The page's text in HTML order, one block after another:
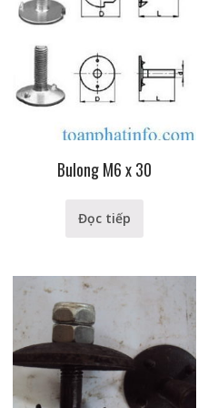
Bulong M6 x 30
Đọc tiếp